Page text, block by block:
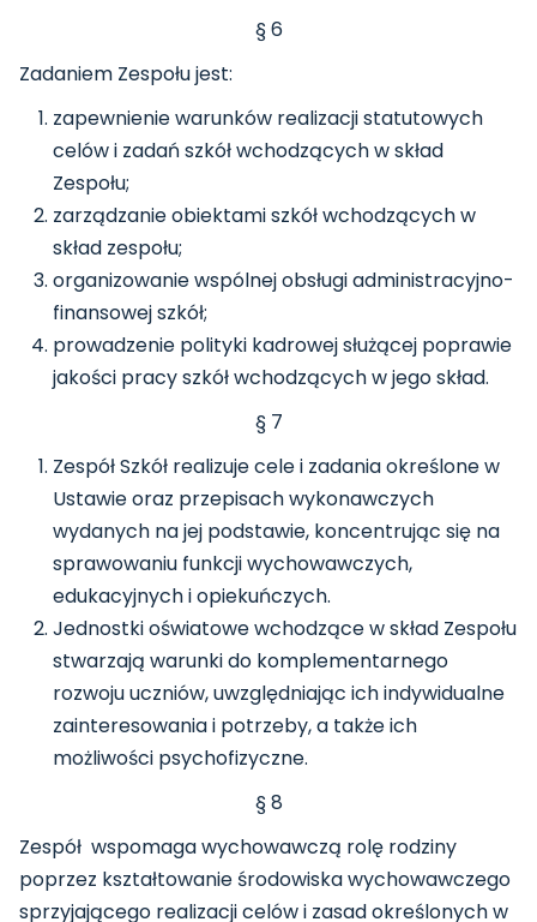
§ 6
Zadaniem Zespołu jest:
zapewnienie warunków realizacji statutowych
celów i zadań szkół wchodzących w skład
Zespołu;
zarządzanie obiektami szkół wchodzących w
skład zespołu;
organizowanie wspólnej obsługi administracyjno-
finansowej szkół;
prowadzenie polityki kadrowej służącej poprawie
jakości pracy szkół wchodzących w jego skład.
§ 7
Zespół Szkół realizuje cele i zadania określone w
Ustawie oraz przepisach wykonawczych
wydanych na jej podstawie, koncentrując się na
sprawowaniu funkcji wychowawczych,
edukacyjnych i opiekuńczych.
Jednostki oświatowe wchodzące w skład Zespołu
stwarzają warunki do komplementarnego
rozwoju uczniów, uwzględniając ich indywidualne
zainteresowania i potrzeby, a także ich
możliwości psychofizyczne.
§ 8
Zespół wspomaga wychowawczą rolę rodziny
poprzez kształtowanie środowiska wychowawczego
sprzyjającego realizacji celów i zasad określonych w